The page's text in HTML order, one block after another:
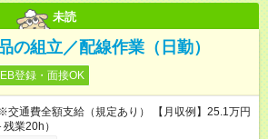
未読
の組立／配線作業（日勤）
登録・面接OK
交通費全額支給（規定あり） 【月収例】25.1万円
残業20h）